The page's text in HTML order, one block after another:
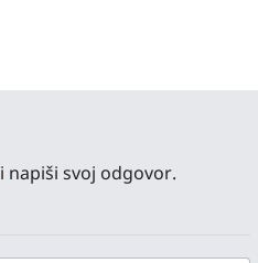
i napiši svoj odgovor.